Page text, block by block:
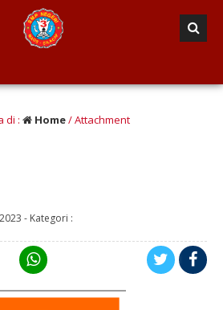
di : Home/ Attachment
- Kategori :